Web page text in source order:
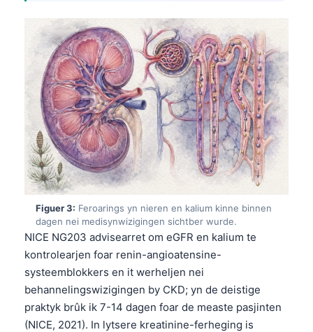
Figuer 3: Feroarings yn nieren en kalium kinne binnen
dagen nei medisynwizigingen sichtber wurde.
NICE NG203 advisearret om eGFR en kalium te
kontrolearjen foar renin-angioatensine-
systeemblokkers en it werheljen nei
behannelingswizigingen by CKD; yn de deistige
praktyk brûk ik 7-14 dagen foar de measte pasjinten
(NICE, 2021). In lytsere kreatinine-ferheging is